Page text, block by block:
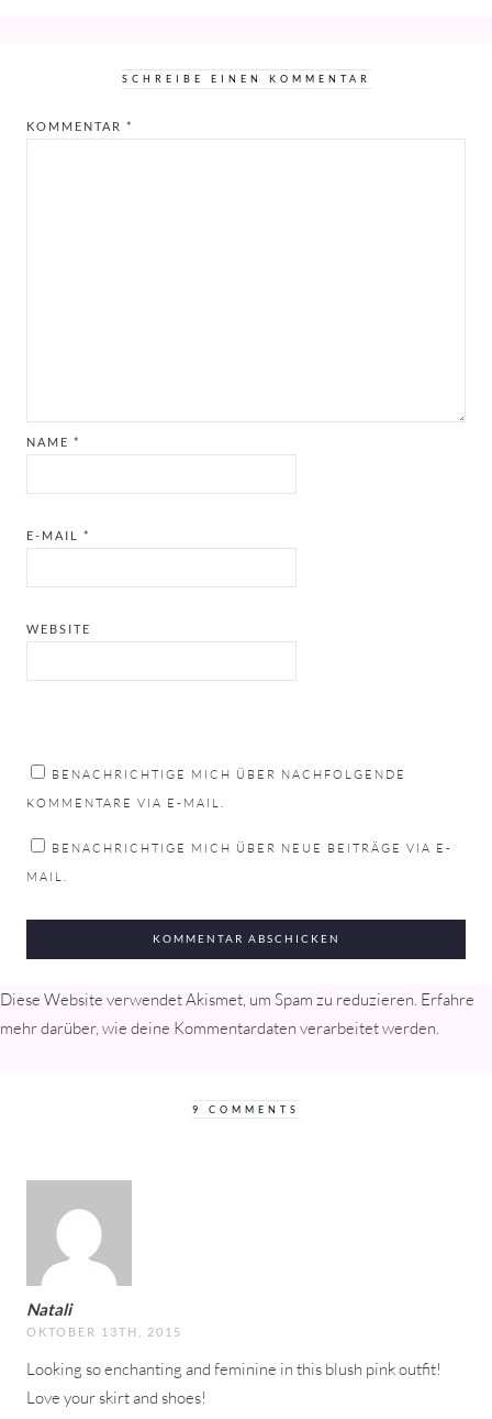
SCHREIBE EINEN KOMMENTAR
KOMMENTAR *
NAME *
E-MAIL *
WEBSITE
BENACHRICHTIGE MICH ÜBER NACHFOLGENDE
KOMMENTARE VIA E-MAIL.
BENACHRICHTIGE MICH ÜBER NEUE BEITRÄGE VIA E-
MAIL.
Diese Website verwendet Akismet, um Spam zu reduzieren. Erfahre
mehr darüber, wie deine Kommentardaten verarbeitet werden.
9 COMMENTS
Natali
OKTOBER 13TH, 2015
Looking so enchanting and feminine in this blush pink outfit!
Love your skirt and shoes!